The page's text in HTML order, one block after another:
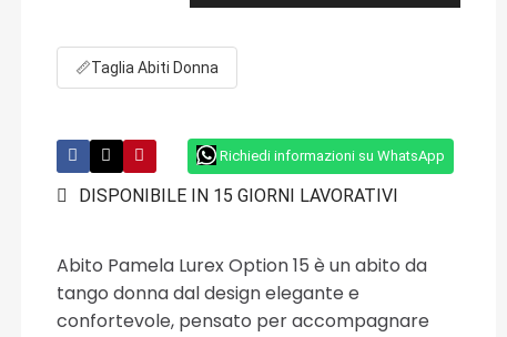
📏Taglia Abiti Donna
Richiedi informazioni su WhatsApp
DISPONIBILE IN 15 GIORNI LAVORATIVI
Abito Pamela Lurex Option 15 è un abito da
tango donna dal design elegante e
confortevole, pensato per accompagnare